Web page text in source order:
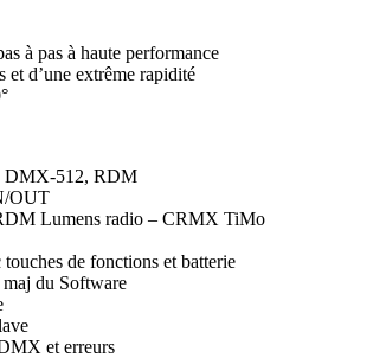
à pas à haute performance
et d’une extrême rapidité
DMX-512, RDM
OUT
Lumens radio – CRMX TiMo
de fonctions et batterie
du Software
et erreurs